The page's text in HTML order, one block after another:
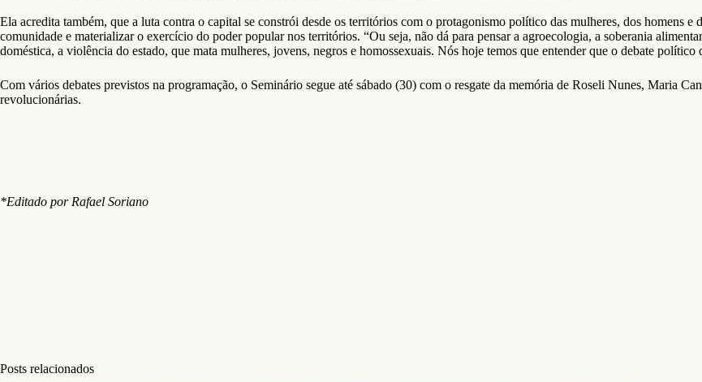
Ela acredita também, que a luta contra o capital se constrói desde os territórios com o protagonismo político das mulheres, dos homens e
comunidade e materializar o exercício do poder popular nos territórios. “Ou seja, não dá para pensar a agroecologia, a soberania
doméstica, a violência do estado, que mata mulheres, jovens, negros e homossexuais. Nós hoje temos que entender que o debate
Com vários debates previstos na programação, o Seminário segue até sábado (30) com o resgate da memória de Roseli Nunes, Maria
revolucionárias.
*Editado por Rafael Soriano
Posts relacionados